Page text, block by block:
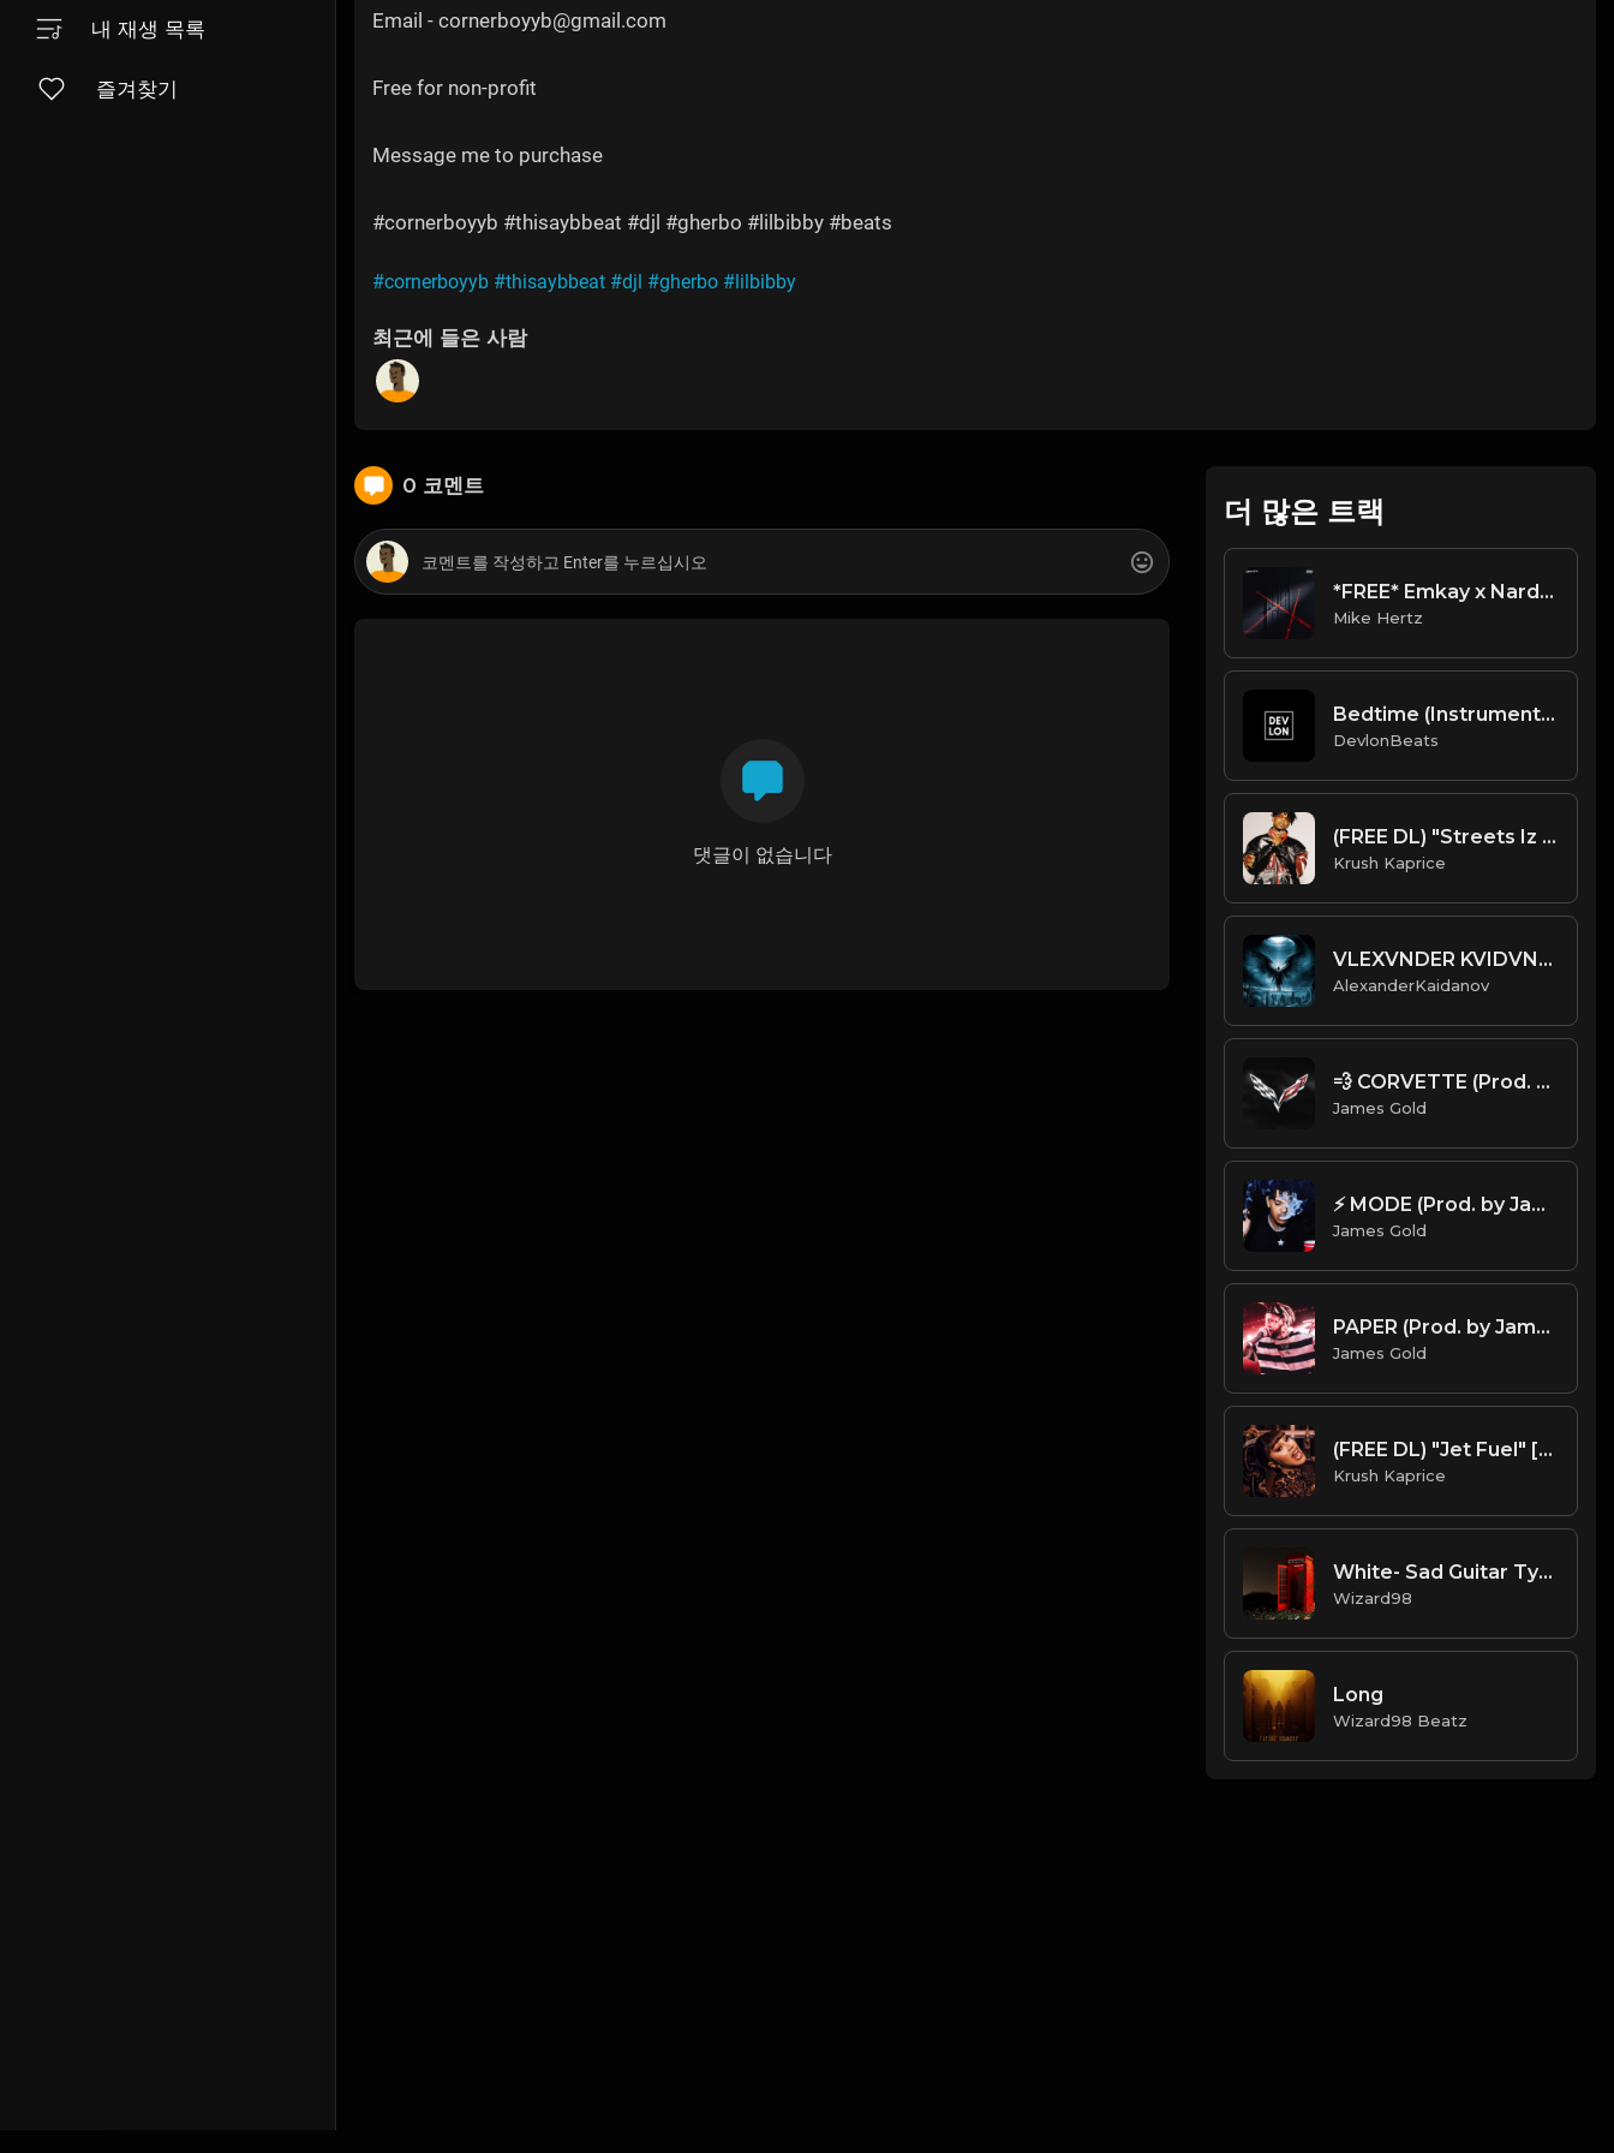
내 재생 목록
즐겨찾기
Email - cornerboyyb@gmail.com
Free for non-profit
Message me to purchase
#cornerboyyb #thisaybbeat #djl #gherbo #lilbibby #beats
#cornerboyyb #thisaybbeat #djl #gherbo #lilbibby
최근에 들은 사람
0 코멘트
댓글이 없습니다
더 많은 트랙
*FREE* Emkay x Nardo Wick Type Beat - "What We On" [Prod. @mikehertz808 x @ralllllly]
Mike Hertz
Bedtime (Instrumental)(Prod. By DevlonBeats)
DevlonBeats
(FREE DL) "Streets Iz Dead" [21 Savage type Gangsta Rap beat]
Krush Kaprice
VLEXVNDER KVIDVNOA - ANGEL OF THE ABYSS
AlexanderKaidanov
💨 CORVETTE (Prod. by James Gold)
James Gold
⚡ MODE (Prod. by James Gold x Bertschi Beats)
James Gold
PAPER (Prod. by James Gold) (144BPM)
James Gold
(FREE DL) "Jet Fuel" [Hard Trap Type Beat]
Krush Kaprice
White- Sad Guitar Type Beat [Untaged]
Wizard98
Long
Wizard98 Beatz